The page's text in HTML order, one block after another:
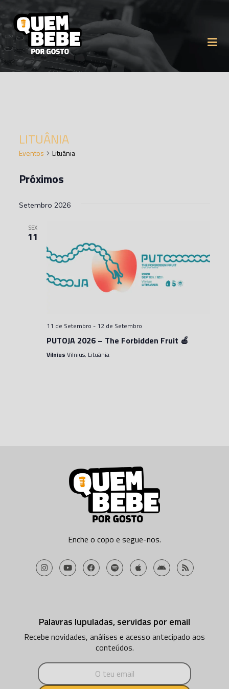
LITUÂNIA
Eventos Lituânia
Próximos
a
Setembro 2026
SEX
11
11 de Setembro - 12 de Setembro
PUTOJA 2026 – The Forbidden Fruit 🍎
Vilnius Vilnius, Lituânia
Enche o copo e segue-nos.
Palavras lupuladas, servidas por email
Recebe novidades, análises e acesso antecipado aos
conteúdos.